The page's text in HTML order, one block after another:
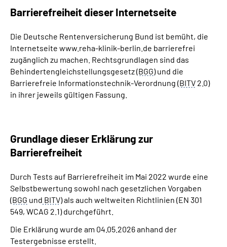
Gebärdensprache
Barrierefreiheit dieser Internetseite
Die Deutsche Rentenversicherung Bund ist bemüht, die
Internetseite www.reha-klinik-berlin.de barrierefrei
zugänglich zu machen. Rechtsgrundlagen sind das
Behindertengleichstellungsgesetz (BGG) und die
Barrierefreie Informationstechnik-Verordnung (BITV 2.0)
in ihrer jeweils gültigen Fassung.
Grundlage dieser Erklärung zur
Barrierefreiheit
Durch Tests auf Barrierefreiheit im Mai 2022 wurde eine
Selbstbewertung sowohl nach gesetzlichen Vorgaben
(BGG und BITV) als auch weltweiten Richtlinien (EN 301
549, WCAG 2.1) durchgeführt.
Die Erklärung wurde am 04.05.2026 anhand der
Testergebnisse erstellt.